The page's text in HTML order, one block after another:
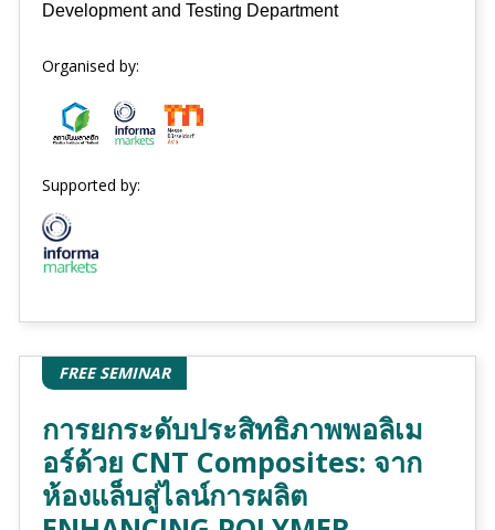
Development and Testing Department
Organised by:
Supported by:
FREE SEMINAR
การยกระดับประสิทธิภาพพอลิเม
อร์ด้วย CNT Composites: จาก
ห้องแล็บสู่ไลน์การผลิต